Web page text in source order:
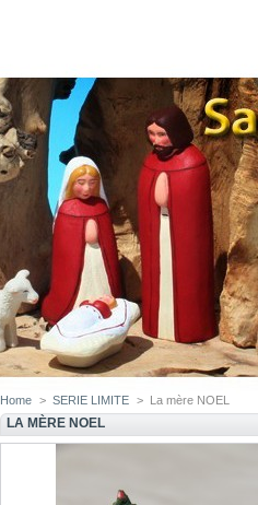
Home > SERIE LIMITE > La mère NOEL
LA MÈRE NOEL